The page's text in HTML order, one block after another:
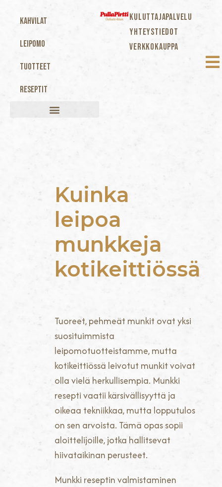
Kahvilat
Leipomo
Tuotteet
Reseptit
KULUTTAJAPALVELU
YHTEYSTIEDOT
VERKKOKAUPPA
Kuinka
leipoa
munkkeja
kotikeittiössä
Tuoreet, pehmeät munkit ovat yksi
suosituimmista
leipomotuotteistamme, mutta
kotikeittiössä leivotut munkit voivat
olla vielä herkullisempia. Munkki
resepti vaatii kärsivällisyyttä ja
oikeaa tekniikkaa, mutta lopputulos
on sen arvoista. Tämä opas sopii
aloittelijoille, jotka hallitsevat
hiivataikinan perusteet.
Munkki reseptin valmistaminen